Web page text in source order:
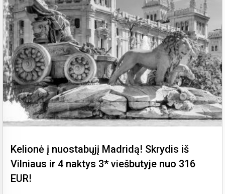
Kelionė į nuostabųjį Madridą! Skrydis iš
Vilniaus ir 4 naktys 3* viešbutyje nuo 316
EUR!